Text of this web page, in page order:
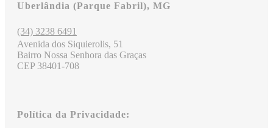
Uberlândia (Parque Fabril), MG
(34) 3238 6491
Avenida dos Siquierolis, 51
Bairro Nossa Senhora das Graças
CEP 38401-708
Política da Privacidade: